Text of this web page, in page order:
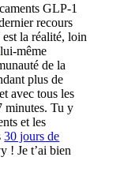
GLP-1
recours
la réalité, loin
même
de la
plus de
avec tous les
minutes. Tu y
et les
30 jours de
! Je t’ai bien